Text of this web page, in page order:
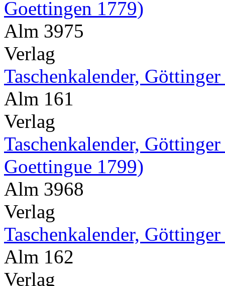
Goettingen 1779)
Alm 3975
Verlag
Taschenkalender,
Alm 161
Verlag
Taschenkalender,
Goettingue 1799)
Alm 3968
Verlag
Taschenkalender,
Alm 162
Verlag